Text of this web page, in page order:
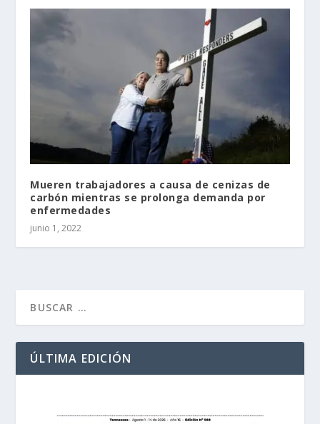
Mueren trabajadores a causa de cenizas de
carbón mientras se prolonga demanda por
enfermedades
junio 1, 2022
ÚLTIMA EDICIÓN